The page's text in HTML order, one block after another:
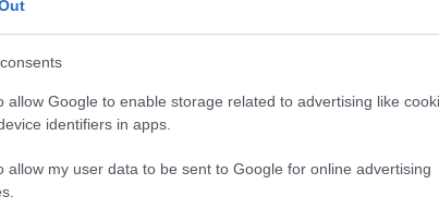
allow Google to enable storage related to advertising like
identifiers in apps.
allow my user data to be sent to Google for online advertising
2 o 3 giorni, ciascuna disponibile con o
versione con Travel Card include un
la Travel Card è più economica e
acquistare separatamente un
abbonamento ai